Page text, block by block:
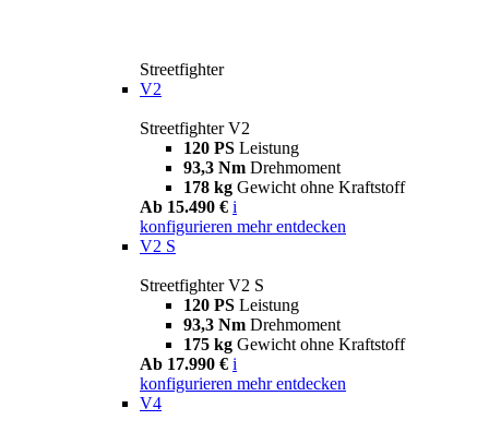
Streetfighter
V2
Streetfighter V2
120 PS Leistung
93,3 Nm Drehmoment
178 kg Gewicht ohne Kraftstoff
Ab 15.490 € i
konfigurieren mehr entdecken
V2 S
Streetfighter V2 S
120 PS Leistung
93,3 Nm Drehmoment
175 kg Gewicht ohne Kraftstoff
Ab 17.990 € i
konfigurieren mehr entdecken
V4